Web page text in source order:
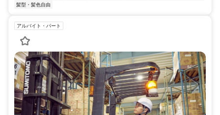
髪型・髪色自由
アルバイト・パート